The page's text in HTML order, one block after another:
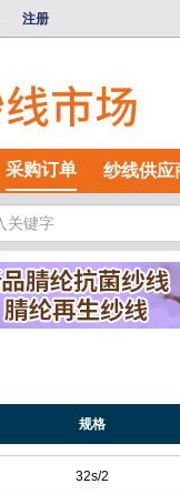
注册
采购订单 纱线供应
规格
32s/2